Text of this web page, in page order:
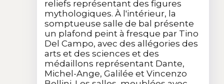
reliefs représentant des figures
mythologiques. À l'intérieur, la
somptueuse salle de bal présente
un plafond peint à fresque par Tino
Del Campo, avec des allégories des
arts et des sciences et des
médaillons représentant Dante,
Michel-Ange, Galilée et Vincenzo